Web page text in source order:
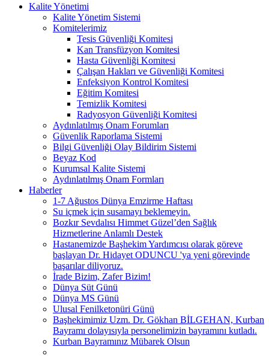
Kalite Yönetimi
Kalite Yönetim Sistemi
Komitelerimiz
Tesis Güvenliği Komitesi
Kan Transfüzyon Komitesi
Hasta Güvenliği Komitesi
Çalışan Hakları ve Güvenliği Komitesi
Enfeksiyon Kontrol Komitesi
Eğitim Komitesi
Temizlik Komitesi
Radyosyon Güvenliği Komitesi
Aydınlatılmış Onam Forumları
Güvenlik Raporlama Sistemi
Bilgi Güvenliği Olay Bildirim Sistemi
Beyaz Kod
Kurumsal Kalite Sistemi
Aydınlatılmış Onam Formları
Haberler
1-7 Ağustos Dünya Emzirme Haftası
Su içmek için susamayı beklemeyin.
Bozkır Sevdalısı Himmet Güzel’den Sağlık
Hizmetlerine Anlamlı Destek
Hastanemizde Başhekim Yardımcısı olarak göreve
başlayan Dr. Hidayet ODUNCU 'ya yeni görevinde
başarılar diliyoruz.
İrade Bizim, Zafer Bizim!
Dünya Süt Günü
Dünya MS Günü
Ulusal Fenilketonüri Günü
Başhekimimiz Uzm. Dr. Gökhan BİLGEHAN, Kurban
Bayramı dolayısıyla personelimizin bayramını kutladı.
Kurban Bayramınız Mübarek Olsun